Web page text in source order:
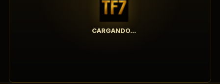
CARGANDO...